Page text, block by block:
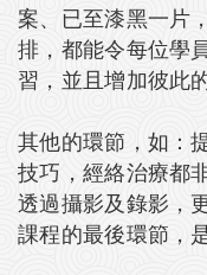
案、已至漆黑一片
排，都能令每位學
習，並且增加彼此
其他的環節，如：
技巧，經絡治療都
透過攝影及錄影，
課程的最後環節，